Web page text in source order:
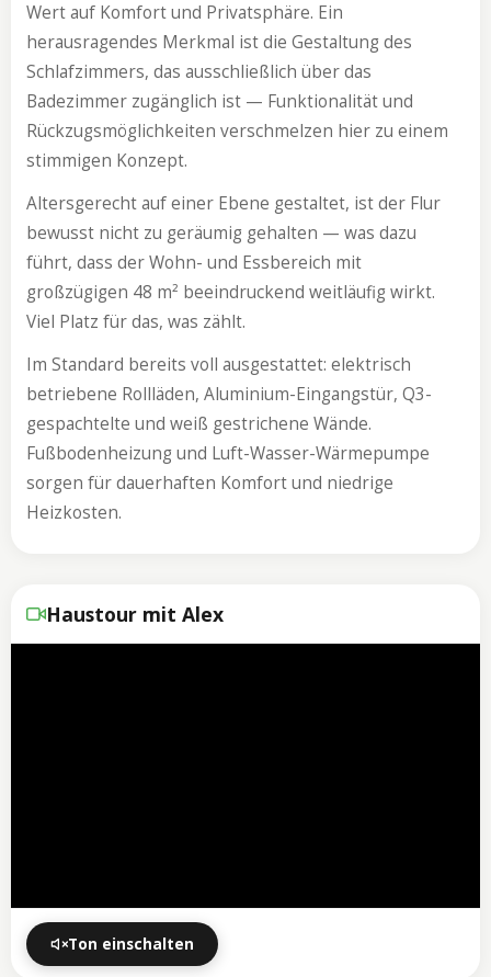
Wert auf Komfort und Privatsphäre. Ein
herausragendes Merkmal ist die Gestaltung des
Schlafzimmers, das ausschließlich über das
Badezimmer zugänglich ist — Funktionalität und
Rückzugsmöglichkeiten verschmelzen hier zu einem
stimmigen Konzept.
Altersgerecht auf einer Ebene gestaltet, ist der Flur
bewusst nicht zu geräumig gehalten — was dazu
führt, dass der Wohn- und Essbereich mit
großzügigen 48 m² beeindruckend weitläufig wirkt.
Viel Platz für das, was zählt.
Im Standard bereits voll ausgestattet: elektrisch
betriebene Rollläden, Aluminium-Eingangstür, Q3-
gespachtelte und weiß gestrichene Wände.
Fußbodenheizung und Luft-Wasser-Wärmepumpe
sorgen für dauerhaften Komfort und niedrige
Heizkosten.
Haustour mit Alex
Ton einschalten